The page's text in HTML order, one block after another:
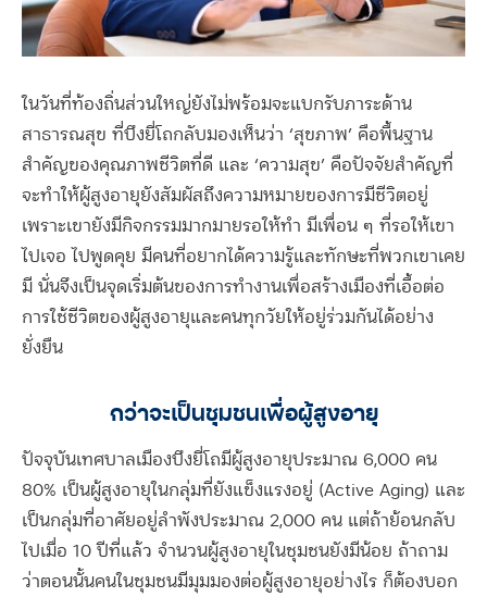
ในวันที่ท้องถิ่นส่วนใหญ่ยังไม่พร้อมจะแบกรับภาระด้าน
สาธารณสุข ที่บึงยี่โถกลับมองเห็นว่า ‘สุขภาพ’ คือพื้นฐาน
สำคัญของคุณภาพชีวิตที่ดี และ ‘ความสุข’ คือปัจจัยสำคัญที่
จะทำให้ผู้สูงอายุยังสัมผัสถึงความหมายของการมีชีวิตอยู่
เพราะเขายังมีกิจกรรมมากมายรอให้ทำ มีเพื่อน ๆ ที่รอให้เขา
ไปเจอ ไปพูดคุย มีคนที่อยากได้ความรู้และทักษะที่พวกเขาเคย
มี นั่นจึงเป็นจุดเริ่มต้นของการทำงานเพื่อสร้างเมืองที่เอื้อต่อ
การใช้ชีวิตของผู้สูงอายุและคนทุกวัยให้อยู่ร่วมกันได้อย่าง
ยั่งยืน
กว่าจะเป็นชุมชนเพื่อผู้สูงอายุ
ปัจจุบันเทศบาลเมืองบึงยี่โถมีผู้สูงอายุประมาณ 6,000 คน
80% เป็นผู้สูงอายุในกลุ่มที่ยังแข็งแรงอยู่ (Active Aging) และ
เป็นกลุ่มที่อาศัยอยู่ลำพังประมาณ 2,000 คน แต่ถ้าย้อนกลับ
ไปเมื่อ 10 ปีที่แล้ว จำนวนผู้สูงอายุในชุมชนยังมีน้อย ถ้าถาม
ว่าตอนนั้นคนในชุมชนมีมุมมองต่อผู้สูงอายุอย่างไร ก็ต้องบอก